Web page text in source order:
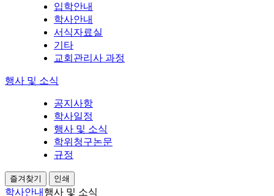
입학안내
학사안내
서식자료실
기타
교회관리사 과정
행사 및 소식
공지사항
학사일정
행사 및 소식
학위청구논문
규정
즐겨찾기 인쇄
학사안내 행사 및 소식